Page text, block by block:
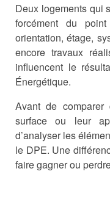
Deux logements qui
forcément du
orientation, étage,
encore travaux
influencent le
Énergétique.
Avant de
surface ou leur
d’analyser les
le DPE. Une
faire gagner ou